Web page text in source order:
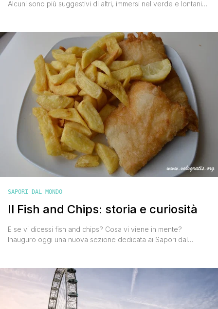
Alcuni sono più suggestivi di altri, immersi nel verde e lontani
cuore della città. Ecco quindi i luoghi da non perdere se vuoi
vedere [']
SAPORI DAL MONDO
Il Fish and Chips: storia e curiosità
E se vi dicessi fish and chips? Cosa vi viene in mente?
Inauguro oggi una nuova sezione dedicata ai Sapori dal
dai sapori. Ogni Paese, città o regione, ha il suo sapore e il